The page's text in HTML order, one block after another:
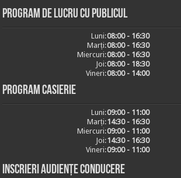
Program de lucru cu publicul
Luni:08:00 - 16:30
Marți:08:00 - 16:30
Miercuri:08:00 - 16:30
Joi:08:00 - 18:30
Vineri:08:00 - 14:00
Program casierie
Luni:09:00 - 11:00
Marți:14:30 - 16:30
Miercuri:09:00 - 11:00
Joi:14:30 - 16:30
Vineri:09:00 - 11:00
Inscrieri audiențe conducere